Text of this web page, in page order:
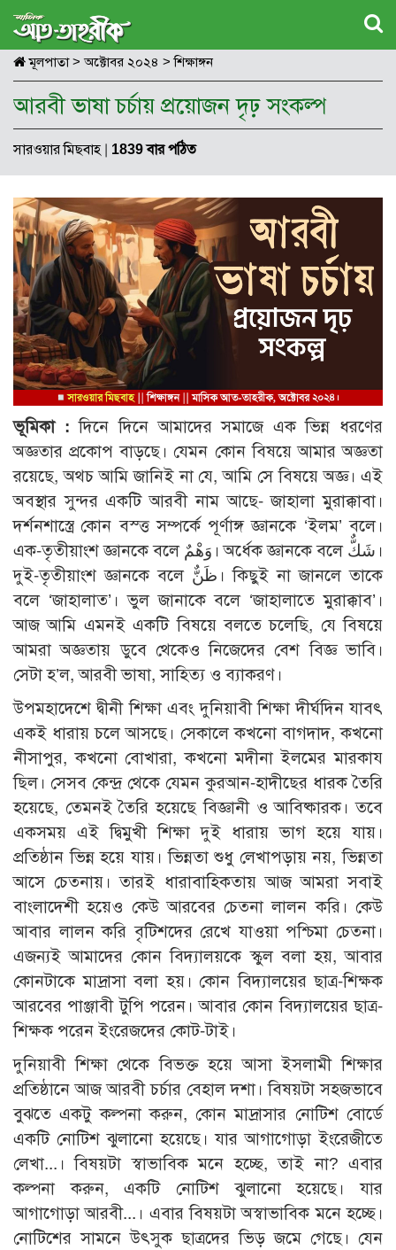
মূলপাতা> অক্টোবর ২০২৪ > শিক্ষাঙ্গন
আরবী ভাষা চর্চায় প্রয়োজন দৃঢ় সংকল্প
সারওয়ার মিছবাহ| 1839 বার পঠিত
ভূমিকা : দিনে দিনে আমাদের সমাজে এক ভিন্ন ধরণের
অজ্ঞতার প্রকোপ বাড়ছে। যেমন কোন বিষয়ে আমার অজ্ঞতা
রয়েছে, অথচ আমি জানিই না যে, আমি সে বিষয়ে অজ্ঞ। এই
অবস্থার সুন্দর একটি আরবী নাম আছে- জাহালা মুরাক্কাবা।
দর্শনশাস্ত্রে কোন বস্ত্ত সম্পর্কে পূর্ণাঙ্গ জ্ঞানকে ‘ইলম’ বলে।
এক-তৃতীয়াংশ জ্ঞানকে বলে وَهْمٌ। অর্ধেক জ্ঞানকে বলে شَكٌّ।
দুই-তৃতীয়াংশ জ্ঞানকে বলে ظَنٌّ। কিছুই না জানলে তাকে
বলে ‘জাহালাত’। ভুল জানাকে বলে ‘জাহালাতে মুরাক্কাব’।
আজ আমি এমনই একটি বিষয়ে বলতে চলেছি, যে বিষয়ে
আমরা অজ্ঞতায় ডুবে থেকেও নিজেদের বেশ বিজ্ঞ ভাবি।
সেটা হ’ল, আরবী ভাষা, সাহিত্য ও ব্যাকরণ।
উপমহাদেশে দ্বীনী শিক্ষা এবং দুনিয়াবী শিক্ষা দীর্ঘদিন যাবৎ
একই ধারায় চলে আসছে। সেকালে কখনো বাগদাদ, কখনো
নীসাপুর, কখনো বোখারা, কখনো মদীনা ইলমের মারকায
ছিল। সেসব কেন্দ্র থেকে যেমন কুরআন-হাদীছের ধারক তৈরি
হয়েছে, তেমনই তৈরি হয়েছে বিজ্ঞানী ও আবিষ্কারক। তবে
একসময় এই দ্বিমুখী শিক্ষা দুই ধারায় ভাগ হয়ে যায়।
প্রতিষ্ঠান ভিন্ন হয়ে যায়। ভিন্নতা শুধু লেখাপড়ায় নয়, ভিন্নতা
আসে চেতনায়। তারই ধারাবাহিকতায় আজ আমরা সবাই
বাংলাদেশী হয়েও কেউ আরবের চেতনা লালন করি। কেউ
আবার লালন করি বৃটিশদের রেখে যাওয়া পশ্চিমা চেতনা।
এজন্যই আমাদের কোন বিদ্যালয়কে স্কুল বলা হয়, আবার
কোনটাকে মাদ্রাসা বলা হয়। কোন বিদ্যালয়ের ছাত্র-শিক্ষক
আরবের পাঞ্জাবী টুপি পরেন। আবার কোন বিদ্যালয়ের ছাত্র-
শিক্ষক পরেন ইংরেজদের কোট-টাই।
দুনিয়াবী শিক্ষা থেকে বিভক্ত হয়ে আসা ইসলামী শিক্ষার
প্রতিষ্ঠানে আজ আরবী চর্চার বেহাল দশা। বিষয়টা সহজভাবে
বুঝতে একটু কল্পনা করুন, কোন মাদ্রাসার নোটিশ বোর্ডে
একটি নোটিশ ঝুলানো হয়েছে। যার আগাগোড়া ইংরেজীতে
লেখা...। বিষয়টা স্বাভাবিক মনে হচ্ছে, তাই না? এবার
কল্পনা করুন, একটি নোটিশ ঝুলানো হয়েছে। যার
আগাগোড়া আরবী...। এবার বিষয়টা অস্বাভাবিক মনে হচ্ছে।
নোটিশের সামনে উৎসুক ছাত্রদের ভিড় জমে গেছে। যেন